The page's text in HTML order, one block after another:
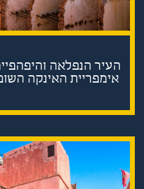
העיר הנפלאה
אימפריית האינקה